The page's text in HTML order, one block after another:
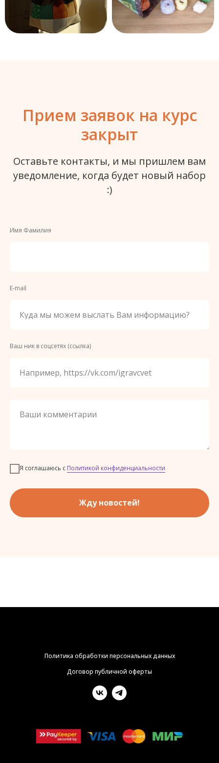
Прием заявок на курс
закрыт
Оставьте контакты, и мы пришлем вам
уведомление, когда будет новый набор
:)
Имя Фамилия
E-mail
Куда мы можем выслать Вам информацию?
Ваш ник в соцсетях (ссылка)
Например, https://vk.com/igravcvet
Ваши комментарии
Я соглашаюсь с Политикой конфиденциальности
Жду новостей!
Политика обработки персональных данных
Договор публичной оферты